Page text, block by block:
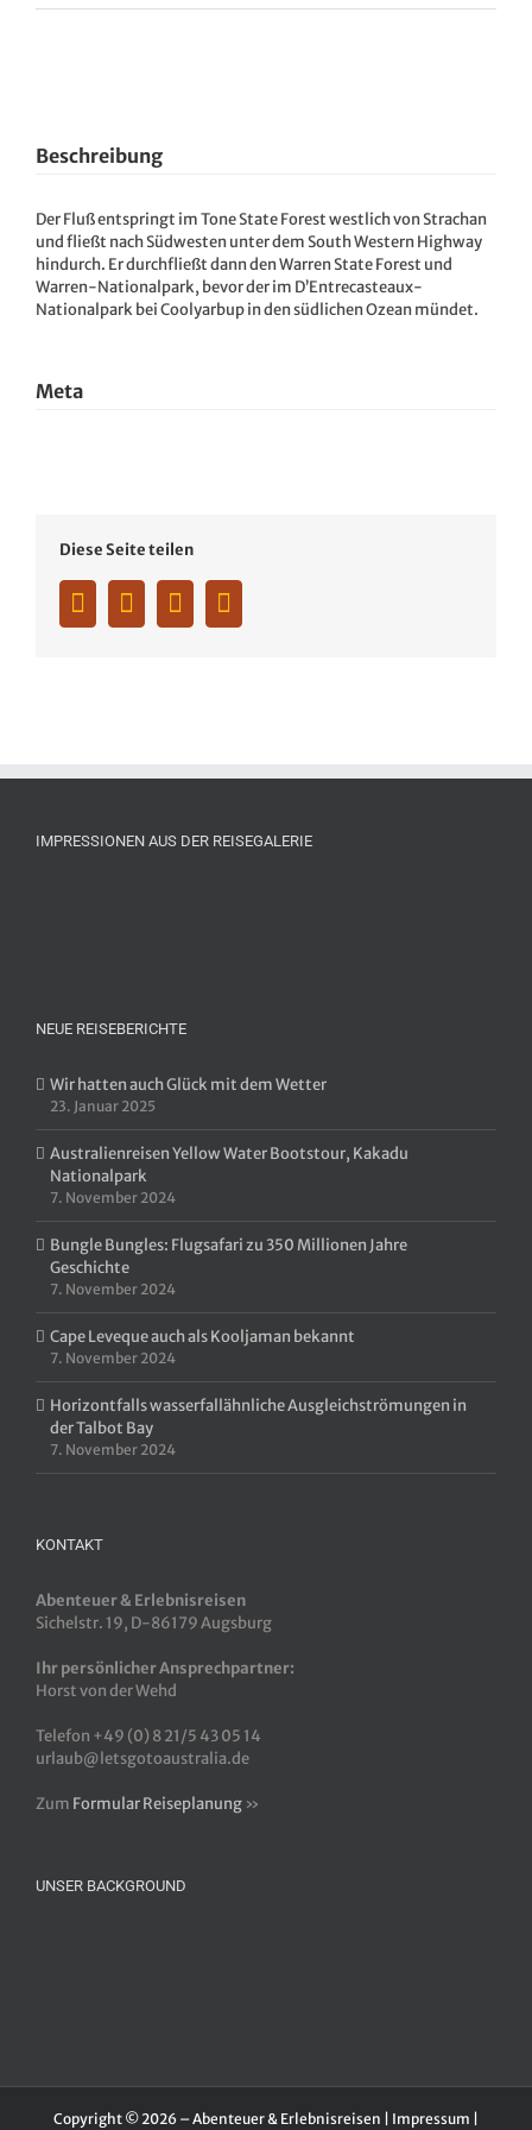
Beschreibung
Der Fluß entspringt im Tone State Forest westlich von Strachan
und fließt nach Südwesten unter dem South Western Highway
hindurch. Er durchfließt dann den Warren State Forest und
Warren-Nationalpark, bevor der im D’Entrecasteaux-
Nationalpark bei Coolyarbup in den südlichen Ozean mündet.
Meta
Diese Seite teilen
Facebook
TwitterWhatsapp
IMPRESSIONEN AUS DER REISEGALERIE
NEUE REISEBERICHTE
Wir hatten auch Glück mit dem Wetter
23. Januar 2025
Australienreisen Yellow Water Bootstour, Kakadu
Nationalpark
7. November 2024
Bungle Bungles: Flugsafari zu 350 Millionen Jahre
Geschichte
7. November 2024
Cape Leveque auch als Kooljaman bekannt
7. November 2024
Horizontfalls wasserfallähnliche Ausgleichströmungen in
der Talbot Bay
7. November 2024
KONTAKT
Abenteuer & Erlebnisreisen
Sichelstr. 19, D-86179 Augsburg
Ihr persönlicher Ansprechpartner:
Horst von der Wehd
Telefon +49 (0) 8 21/5 43 05 14
urlaub@letsgotoaustralia.de
Zum Formular Reiseplanung »
UNSER BACKGROUND
Copyright © 2026 – Abenteuer & Erlebnisreisen | Impressum